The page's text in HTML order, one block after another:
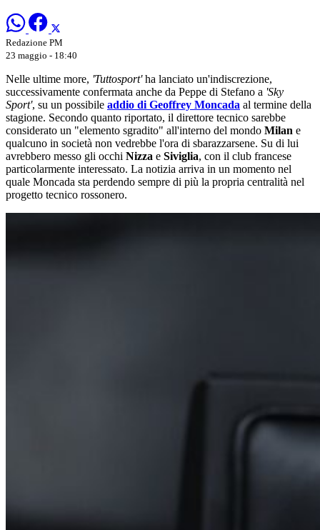
Redazione PM
23 maggio - 18:40
Nelle ultime more, 'Tuttosport'ha lanciato un'indiscrezione,
successivamente confermata anche da Peppe di Stefano a 'Sky
Sport', su un possibile addio di Geoffrey Moncada al termine della
stagione. Secondo quanto riportato, il direttore tecnico sarebbe
considerato un "elemento sgradito" all'interno del mondo Milan e
qualcuno in società non vedrebbe l'ora di sbarazzarsene. Su di lui
avrebbero messo gli occhi Nizza e Siviglia, con il club francese
particolarmente interessato. La notizia arriva in un momento nel
quale Moncada sta perdendo sempre di più la propria centralità nel
progetto tecnico rossonero.